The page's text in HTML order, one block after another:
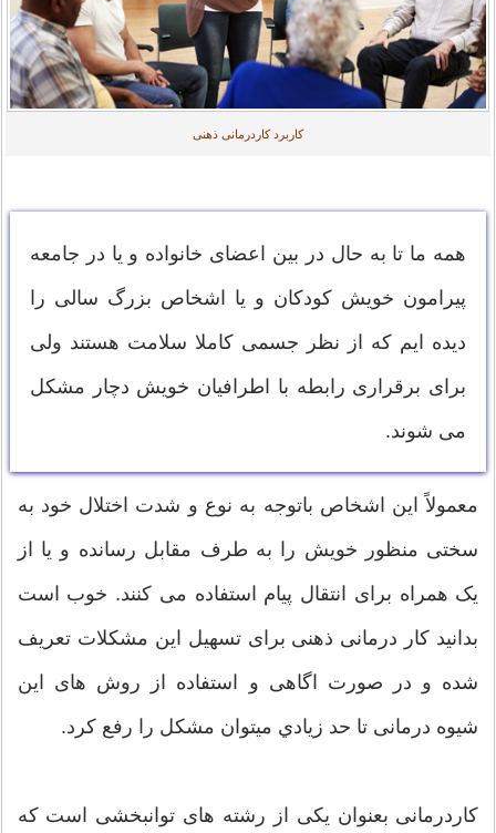
کاربرد کاردرمانی ذهنی
همه ما تا به حال در بین اعضای خانواده و یا در جامعه
پیرامون خویش کودکان و یا اشخاص بزرگ سالی را
دیده ایم که از نظر جسمی کاملا سلامت هستند ولی
برای برقراری رابطه با اطرافیان خویش دچار مشکل
می شوند.
معمولاً این اشخاص باتوجه به نوع و شدت اختلال خود به
سختی منظور خویش را به طرف مقابل رسانده و یا از
یک همراه برای انتقال پیام استفاده می کنند. خوب است
بدانید کار درمانی ذهنی برای تسهیل این مشکلات تعریف
شده و در صورت اگاهی و استفاده از روش های این
شیوه درمانی تا حد زيادي میتوان مشکل را رفع کرد.
کاردرمانی بعنوان یکی از رشته های توانبخشی است که